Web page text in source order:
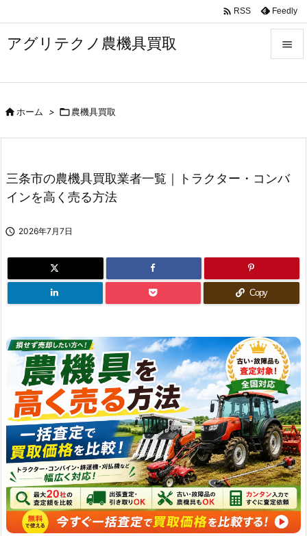
アグリテクノ農機具買取 


 RSS Feedly
ホーム > 農機具買取
三条市の農機具買取業者一覧｜トラクター・コンバ
インを高く売る方法
 2026年7月7日
Copy